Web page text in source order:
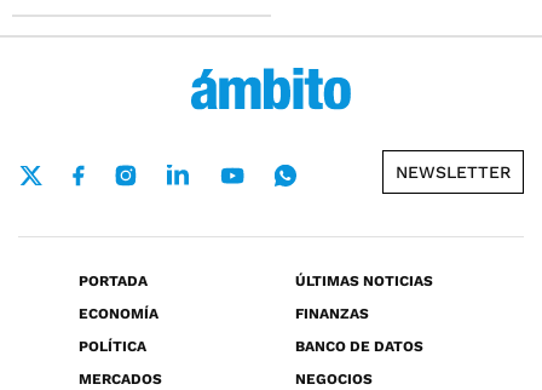
NEWSLETTER
PORTADA
ÚLTIMAS NOTICIAS
ECONOMÍA
FINANZAS
POLÍTICA
BANCO DE DATOS
MERCADOS
NEGOCIOS